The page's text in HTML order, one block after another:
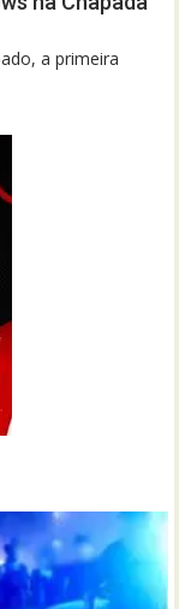
a primeira